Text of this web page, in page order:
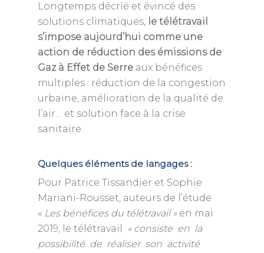
Longtemps décrié et évincé des
solutions climatiques, le télétravail
s’impose aujourd’hui comme une
action de réduction des émissions de
Gaz à Effet de Serre aux bénéfices
multiples : réduction de la congestion
urbaine, amélioration de la qualité de
l’air… et solution face à la crise
sanitaire.
Quelques éléments de langages :
Pour Patrice Tissandier et Sophie
Mariani-Rousset, auteurs de l’étude
« Les bénéfices du télétravail » en mai
2019, le télétravail
« consiste en la
possibilité de réaliser son activité